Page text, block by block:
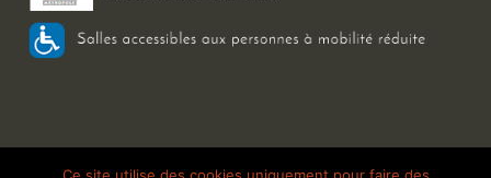
Copyright 2026 Le Bal Blomet | Tous droits réservés | Mentions légales